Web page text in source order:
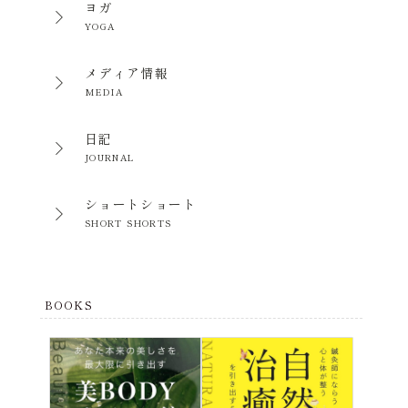
ヨガ
YOGA
メディア情報
MEDIA
日記
JOURNAL
ショートショート
SHORT SHORTS
BOOKS